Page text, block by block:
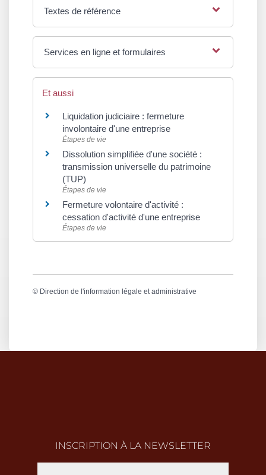
Textes de référence
Services en ligne et formulaires
Et aussi
Liquidation judiciaire : fermeture
involontaire d'une entreprise
Étapes de vie
Dissolution simplifiée d'une société :
transmission universelle du patrimoine
(TUP)
Étapes de vie
Fermeture volontaire d'activité :
cessation d'activité d'une entreprise
Étapes de vie
© Direction de l'information légale et administrative
INSCRIPTION À LA NEWSLETTER